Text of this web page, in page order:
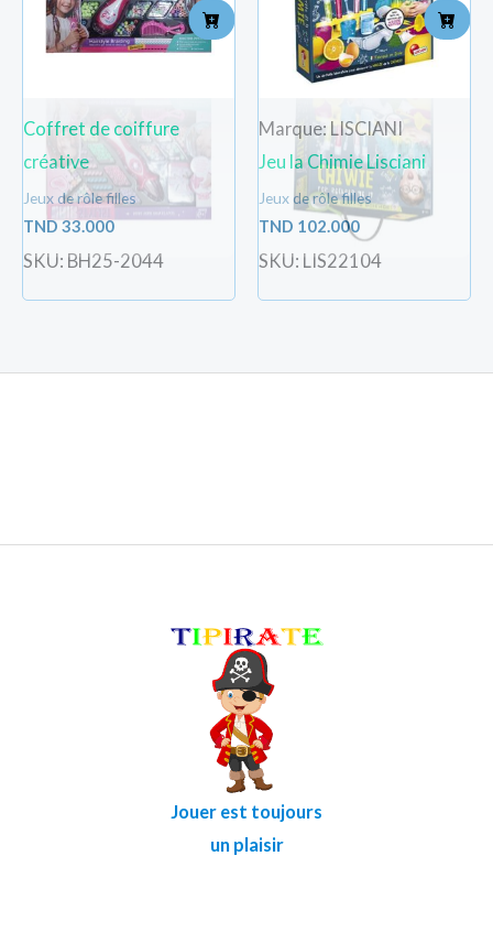
Coffret de coiffure
créative
Jeux de rôle filles
TND33.000
SKU: BH25-2044
Marque: LISCIANI
Jeu la Chimie Lisciani
Jeux de rôle filles
TND 102.000
SKU: LIS22104
Jouer est toujours
un plaisir